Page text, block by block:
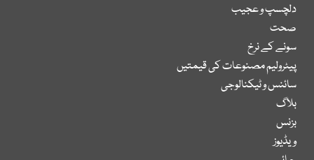
دلچسپ و عجیب
صحت
سونے کے نرخ
پیٹرولیم مصنوعات کی قیمتیں
سائنس و ٹیکنالوجی
بلاگ
بزنس
ویڈیوز